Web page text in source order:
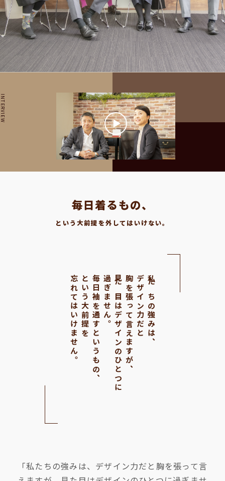
毎日着るもの、
という大前提を外してはいけない。
私たちの強みは、
デザイン力だと
胸を張って言えますが、
見た目はデザインのひとつに
過ぎません。
毎日袖を通すというもの、
という大前提を
忘れてはいけません。
「私たちの強みは、デザイン力だと胸を張って言